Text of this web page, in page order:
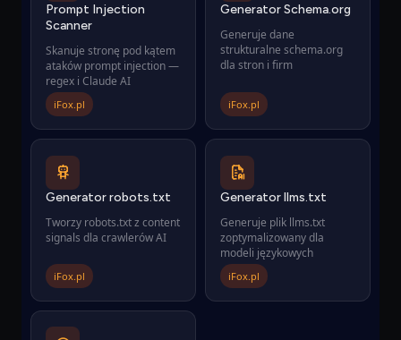
Prompt Injection
Scanner
Skanuje stronę pod kątem
ataków prompt injection —
regex i Claude AI
iFox.pl
Generator Schema.org
Generuje dane
strukturalne schema.org
dla stron i firm
iFox.pl
Generator robots.txt
Tworzy robots.txt z content
signals dla crawlerów AI
iFox.pl
Generator llms.txt
Generuje plik llms.txt
zoptymalizowany dla
modeli językowych
iFox.pl